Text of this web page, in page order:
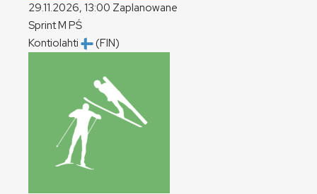
29.11.2026, 13:00 Zaplanowane
SprintM PŚ
Kontiolahti
(FIN)